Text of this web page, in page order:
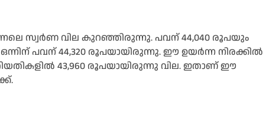
സ്വർണ വില കുറഞ്ഞിരുന്നു. പവന് 44,040 രൂപയും
ഒന്നിന് പവന് 44,320 രൂപയായിരുന്നു. ഈ ഉയർന്ന നിരക്കിൽ
തിയതികളിൽ 43,960 രൂപയായിരുന്നു വില. ഇതാണ് ഈ